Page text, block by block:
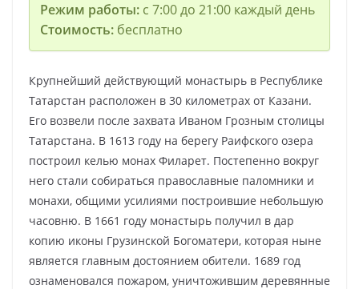
Режим работы: с 7:00 до 21:00 каждый день
Стоимость:бесплатно
Крупнейший действующий монастырь в Республике
Татарстан расположен в 30 километрах от Казани.
Его возвели после захвата Иваном Грозным столицы
Татарстана. В 1613 году на берегу Раифского озера
построил келью монах Филарет. Постепенно вокруг
него стали собираться православные паломники и
монахи, общими усилиями построившие небольшую
часовню. В 1661 году монастырь получил в дар
копию иконы Грузинской Богоматери, которая ныне
является главным достоянием обители. 1689 год
ознаменовался пожаром, уничтожившим деревянные